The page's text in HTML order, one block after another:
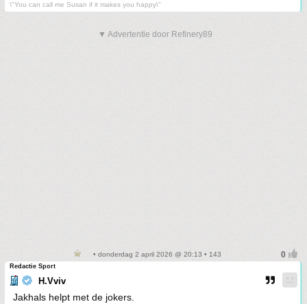
\"You can call me Susan if it makes you happy\"
▼ Advertentie door Refinery89
• donderdag 2 april 2026 @ 20:13 • 143
Redactie Sport
H.Vviv
Jakhals helpt met de jokers.